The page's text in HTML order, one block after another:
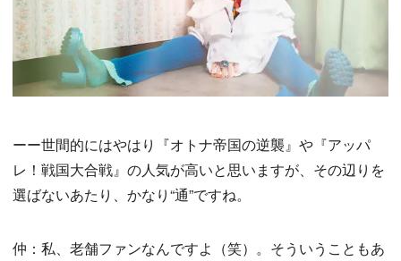
ーー世間的にはやはり『オトナ帝国の逆襲』や『アッパ
レ！戦国大合戦』の人気が高いと思いますが、その辺りを
選ばないあたり、かなり“通”ですね。
仲：私、老舗ファンなんですよ（笑）。そういうこともあ